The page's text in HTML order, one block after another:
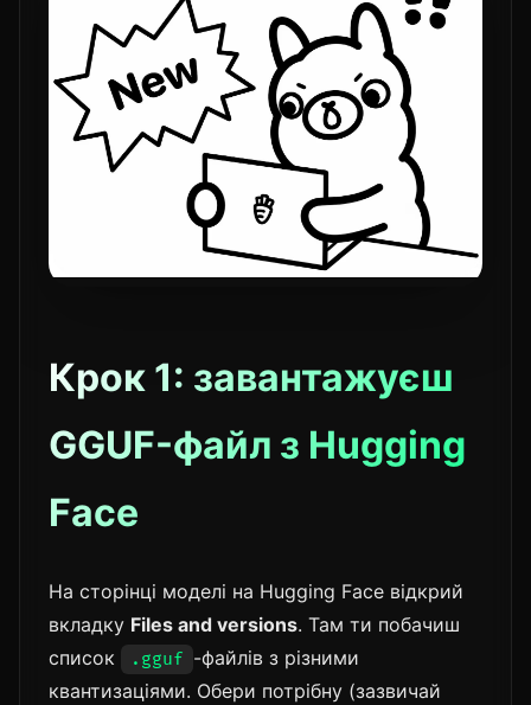
Крок 1: завантажуєш
GGUF-файл з Hugging
Face
На сторінці моделі на Hugging Face відкрий
вкладку Files and versions. Там ти побачиш
список
.gguf -файлів з різними
квантизаціями. Обери потрібну (зазвичай